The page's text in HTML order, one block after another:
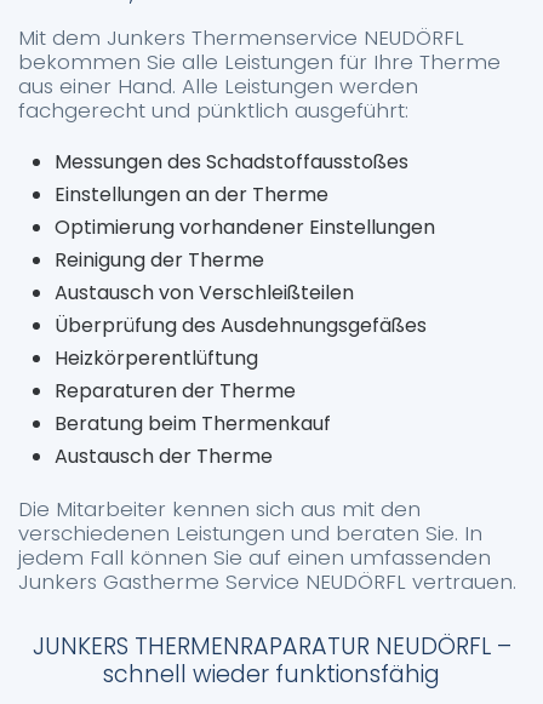
Mit dem Junkers Thermenservice NEUDÖRFL
bekommen Sie alle Leistungen für Ihre Therme
aus einer Hand. Alle Leistungen werden
fachgerecht und pünktlich ausgeführt:
Messungen des Schadstoffausstoßes
Einstellungen an der Therme
Optimierung vorhandener Einstellungen
Reinigung der Therme
Austausch von Verschleißteilen
Überprüfung des Ausdehnungsgefäßes
Heizkörperentlüftung
Reparaturen der Therme
Beratung beim Thermenkauf
Austausch der Therme
Die Mitarbeiter kennen sich aus mit den
verschiedenen Leistungen und beraten Sie. In
jedem Fall können Sie auf einen umfassenden
Junkers Gastherme Service NEUDÖRFL vertrauen.
JUNKERS THERMENRAPARATUR NEUDÖRFL –
schnell wieder funktionsfähig